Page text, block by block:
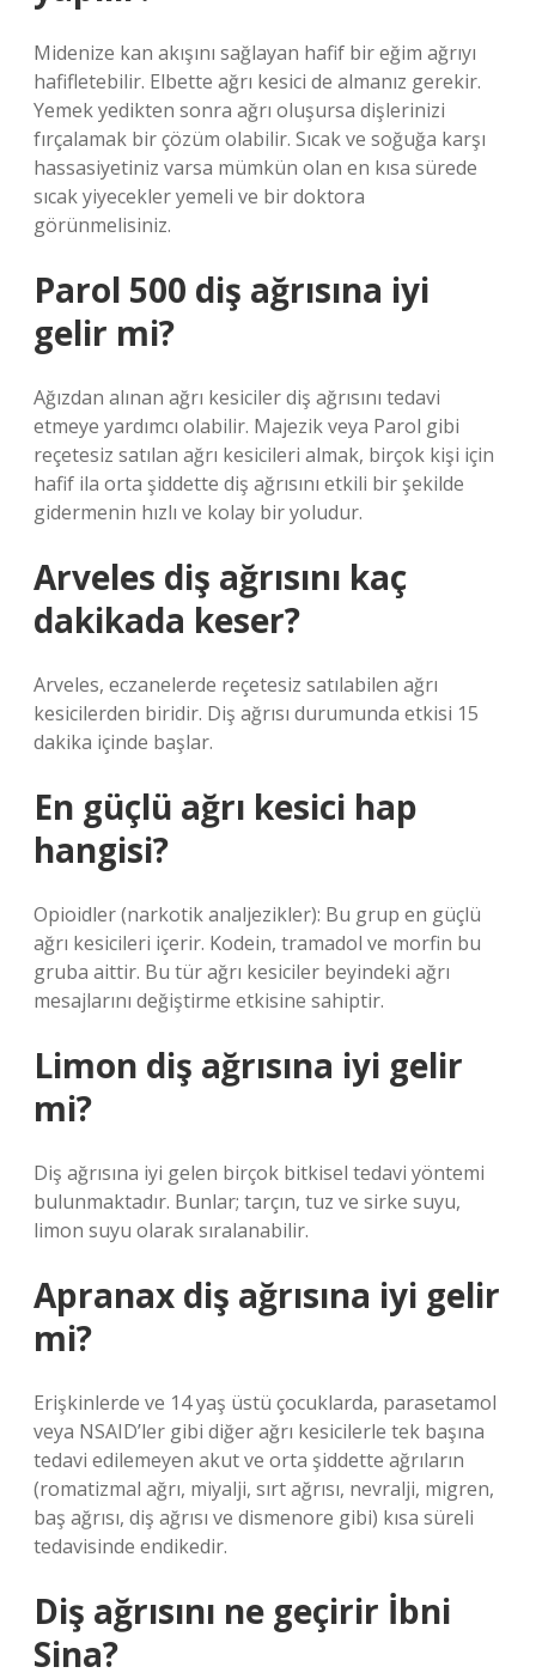
Midenize kan akışını sağlayan hafif bir eğim ağrıyı
hafifletebilir. Elbette ağrı kesici de almanız gerekir.
Yemek yedikten sonra ağrı oluşursa dişlerinizi
fırçalamak bir çözüm olabilir. Sıcak ve soğuğa karşı
hassasiyetiniz varsa mümkün olan en kısa sürede
sıcak yiyecekler yemeli ve bir doktora
görünmelisiniz.
Parol 500 diş ağrısına iyi
gelir mi?
Ağızdan alınan ağrı kesiciler diş ağrısını tedavi
etmeye yardımcı olabilir. Majezik veya Parol gibi
reçetesiz satılan ağrı kesicileri almak, birçok kişi için
hafif ila orta şiddette diş ağrısını etkili bir şekilde
gidermenin hızlı ve kolay bir yoludur.
Arveles diş ağrısını kaç
dakikada keser?
Arveles, eczanelerde reçetesiz satılabilen ağrı
kesicilerden biridir. Diş ağrısı durumunda etkisi 15
dakika içinde başlar.
En güçlü ağrı kesici hap
hangisi?
Opioidler (narkotik analjezikler): Bu grup en güçlü
ağrı kesicileri içerir. Kodein, tramadol ve morfin bu
gruba aittir. Bu tür ağrı kesiciler beyindeki ağrı
mesajlarını değiştirme etkisine sahiptir.
Limon diş ağrısına iyi gelir
mi?
Diş ağrısına iyi gelen birçok bitkisel tedavi yöntemi
bulunmaktadır. Bunlar; tarçın, tuz ve sirke suyu,
limon suyu olarak sıralanabilir.
Apranax diş ağrısına iyi gelir
mi?
Erişkinlerde ve 14 yaş üstü çocuklarda, parasetamol
veya NSAID’ler gibi diğer ağrı kesicilerle tek başına
tedavi edilemeyen akut ve orta şiddette ağrıların
(romatizmal ağrı, miyalji, sırt ağrısı, nevralji, migren,
baş ağrısı, diş ağrısı ve dismenore gibi) kısa süreli
tedavisinde endikedir.
Diş ağrısını ne geçirir İbni
Sina?